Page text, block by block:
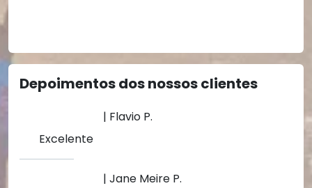
Depoimentos dos nossos clientes
| Flavio P.
Excelente
| Jane Meire P.